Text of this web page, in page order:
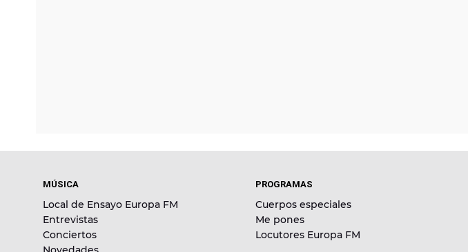
MÚSICA
Local de Ensayo Europa FM
Entrevistas
Conciertos
PROGRAMAS
Cuerpos especiales
Me pones
Locutores Europa FM